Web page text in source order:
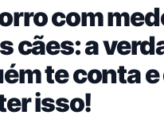
com
cães: a
te conta
isso!